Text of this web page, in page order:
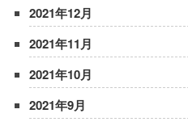
2021年12月
2021年11月
2021年10月
2021年9月